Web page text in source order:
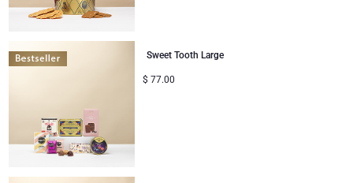
Sweet Tooth Large
$ 77.00